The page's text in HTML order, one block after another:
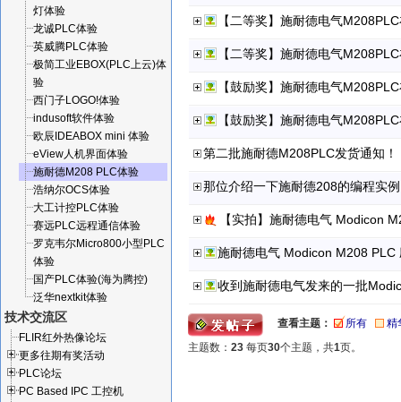
灯体验
龙诚PLC体验
英威腾PLC体验
极简工业EBOX(PLC上云)体
验
西门子LOGO!体验
indusoft软件体验
欧辰IDEABOX mini 体验
eView人机界面体验
施耐德M208 PLC体验
浩纳尔OCS体验
大工计控PLC体验
赛远PLC远程通信体验
罗克韦尔Micro800小型PLC
体验
国产PLC体验(海为腾控)
泛华nextkit体验
技术交流区
FLIR红外热像论坛
更多往期有奖活动
PLC论坛
PC Based IPC 工控机
【二等奖】施耐德电气
【二等奖】施耐德电气
【鼓励奖】施耐德电气
【鼓励奖】施耐德电气
第二批施耐德M208PLC发货通知！
那位介绍一下施耐德208的编程实
【实拍】施耐德电气 Modicon
施耐德电气 Modicon M208 PLC
查看主题： 所有
精
主题数： 23 每页30个主题，共1页。